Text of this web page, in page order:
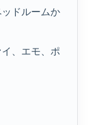
ドルームか
、エモ、ポ